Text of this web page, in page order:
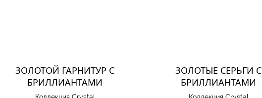
ЗОЛОТОЙ ГАРНИТУР С
БРИЛЛИАНТАМИ
ЗОЛОТЫЕ СЕРЬГИ С
БРИЛЛИАНТАМИ